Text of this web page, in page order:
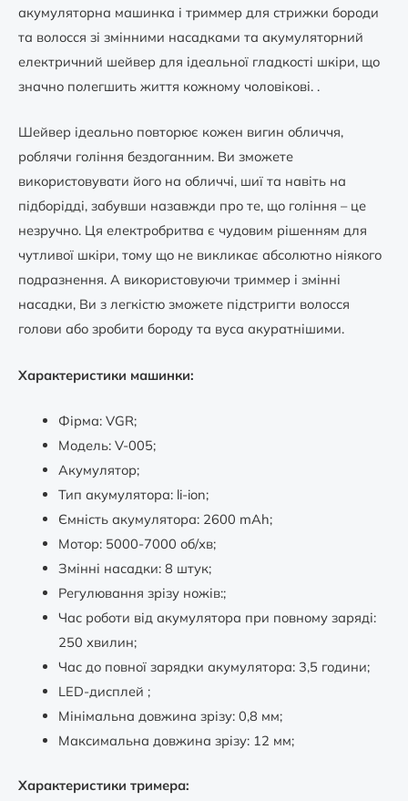
акумуляторна машинка і триммер для стрижки бороди
та волосся зі змінними насадками та акумуляторний
електричний шейвер для ідеальної гладкості шкіри, що
значно полегшить життя кожному чоловікові. .
Шейвер ідеально повторює кожен вигин обличчя,
роблячи гоління бездоганним. Ви зможете
використовувати його на обличчі, шиї та навіть на
підборідді, забувши назавжди про те, що гоління – це
незручно. Ця електробритва є чудовим рішенням для
чутливої ​​шкіри, тому що не викликає абсолютно ніякого
подразнення. А використовуючи триммер і змінні
насадки, Ви з легкістю зможете підстригти волосся
голови або зробити бороду та вуса акуратнішими.
Характеристики машинки:
Фірма: VGR;
Модель: V-005;
Акумулятор;
Тип акумулятора: li-ion;
Ємність акумулятора: 2600 mAh;
Мотор: 5000-7000 об/хв;
Змінні насадки: 8 штук;
Регулювання зрізу ножів:;
Час роботи від акумулятора при повному заряді:
250 хвилин;
Час до повної зарядки акумулятора: 3,5 години;
LED-дисплей ;
Мінімальна довжина зрізу: 0,8 мм;
Максимальна довжина зрізу: 12 мм;
Характеристики тримера: